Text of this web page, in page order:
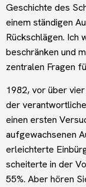
Geschichte des
einem ständigen
Rückschlägen. Ich
beschränken und
zentralen Fragen
1982, vor über
der
einen ersten
aufgewachsenen
erleichterte
scheiterte in der
55%. Aber hören